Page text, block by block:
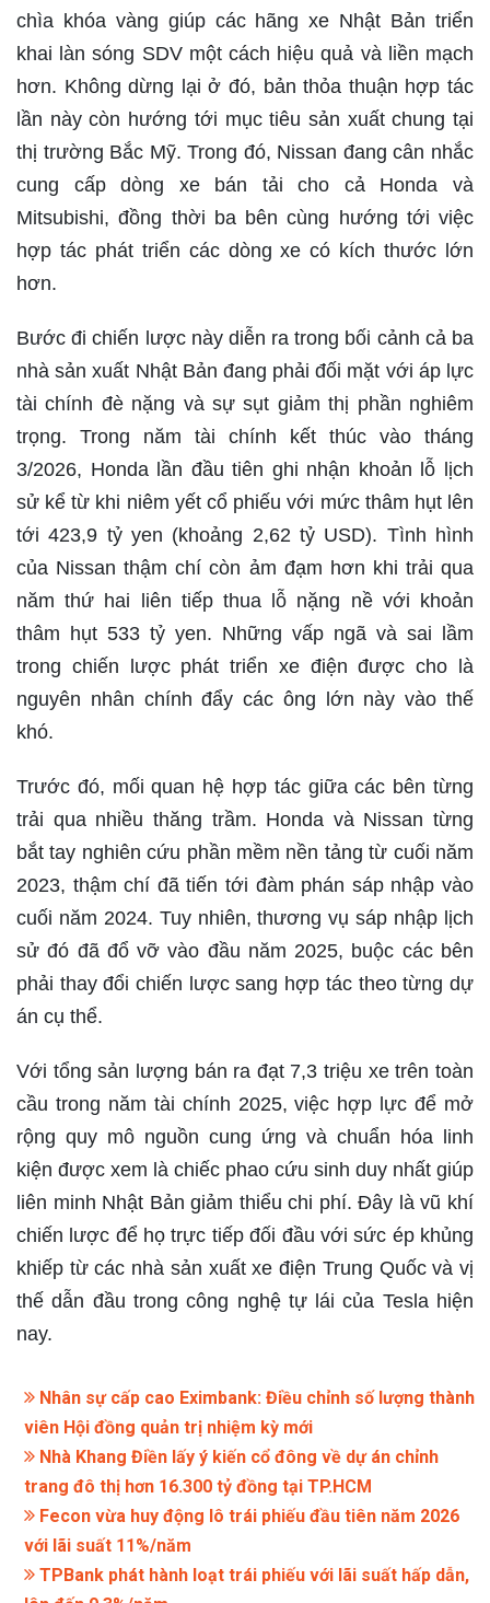
chìa khóa vàng giúp các hãng xe Nhật Bản triển
khai làn sóng SDV một cách hiệu quả và liền mạch
hơn. Không dừng lại ở đó, bản thỏa thuận hợp tác
lần này còn hướng tới mục tiêu sản xuất chung tại
thị trường Bắc Mỹ. Trong đó, Nissan đang cân nhắc
cung cấp dòng xe bán tải cho cả Honda và
Mitsubishi, đồng thời ba bên cùng hướng tới việc
hợp tác phát triển các dòng xe có kích thước lớn
hơn.
Bước đi chiến lược này diễn ra trong bối cảnh cả ba
nhà sản xuất Nhật Bản đang phải đối mặt với áp lực
tài chính đè nặng và sự sụt giảm thị phần nghiêm
trọng. Trong năm tài chính kết thúc vào tháng
3/2026, Honda lần đầu tiên ghi nhận khoản lỗ lịch
sử kể từ khi niêm yết cổ phiếu với mức thâm hụt lên
tới 423,9 tỷ yen (khoảng 2,62 tỷ USD). Tình hình
của Nissan thậm chí còn ảm đạm hơn khi trải qua
năm thứ hai liên tiếp thua lỗ nặng nề với khoản
thâm hụt 533 tỷ yen. Những vấp ngã và sai lầm
trong chiến lược phát triển xe điện được cho là
nguyên nhân chính đẩy các ông lớn này vào thế
khó.
Trước đó, mối quan hệ hợp tác giữa các bên từng
trải qua nhiều thăng trầm. Honda và Nissan từng
bắt tay nghiên cứu phần mềm nền tảng từ cuối năm
2023, thậm chí đã tiến tới đàm phán sáp nhập vào
cuối năm 2024. Tuy nhiên, thương vụ sáp nhập lịch
sử đó đã đổ vỡ vào đầu năm 2025, buộc các bên
phải thay đổi chiến lược sang hợp tác theo từng dự
án cụ thể.
Với tổng sản lượng bán ra đạt 7,3 triệu xe trên toàn
cầu trong năm tài chính 2025, việc hợp lực để mở
rộng quy mô nguồn cung ứng và chuẩn hóa linh
kiện được xem là chiếc phao cứu sinh duy nhất giúp
liên minh Nhật Bản giảm thiểu chi phí. Đây là vũ khí
chiến lược để họ trực tiếp đối đầu với sức ép khủng
khiếp từ các nhà sản xuất xe điện Trung Quốc và vị
thế dẫn đầu trong công nghệ tự lái của Tesla hiện
nay.
Nhân sự cấp cao Eximbank: Điều chỉnh số lượng thành
viên Hội đồng quản trị nhiệm kỳ mới
Nhà Khang Điền lấy ý kiến cổ đông về dự án chỉnh
trang đô thị hơn 16.300 tỷ đồng tại TP.HCM
Fecon vừa huy động lô trái phiếu đầu tiên năm 2026
với lãi suất 11%/năm
TPBank phát hành loạt trái phiếu với lãi suất hấp dẫn,